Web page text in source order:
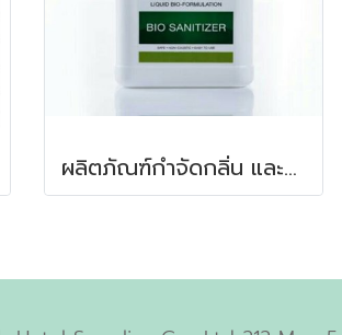
ผลิตภัณฑ์กำจัดกลิ่น และสลายกากสิ่งปฎิกูลในบ่อเกรอะ 1 ลิตร